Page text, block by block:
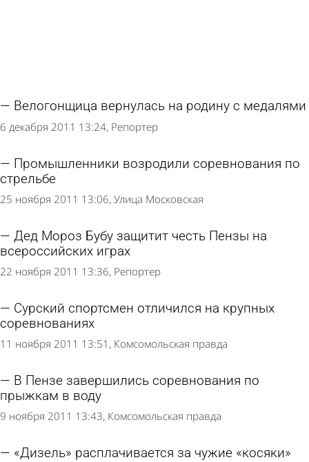
Велогонщица вернулась на родину с медалями
6 декабря 2011 13:24 Репортер
Промышленники возродили соревнования по
стрельбе
25 ноября 2011 13:06 Улица Московская
Дед Мороз Бубу защитит честь Пензы на
всероссийских играх
22 ноября 2011 13:36 Репортер
Сурский спортсмен отличился на крупных
соревнованиях
11 ноября 2011 13:51 Комсомольская правда
В Пензе завершились соревнования по
прыжкам в воду
9 ноября 2011 13:43 Комсомольская правда
«Дизель» расплачивается за чужие «косяки»